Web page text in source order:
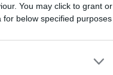
You may click to grant or
below specified purposes